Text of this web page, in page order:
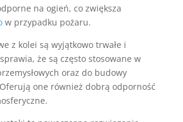
na ogień, co zwiększa
w przypadku pożaru.
z kolei są wyjątkowo trwałe i
że są często stosowane w
oraz do budowy
one również dobrą odporność